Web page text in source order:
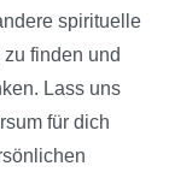
spirituelle
finden und
Lass uns
für dich